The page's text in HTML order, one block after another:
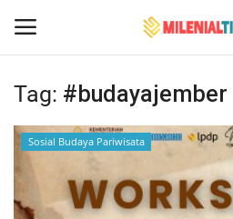
Login Register
Home
Contact
Tag: #budayajember
Sosial Budaya Pariwisata